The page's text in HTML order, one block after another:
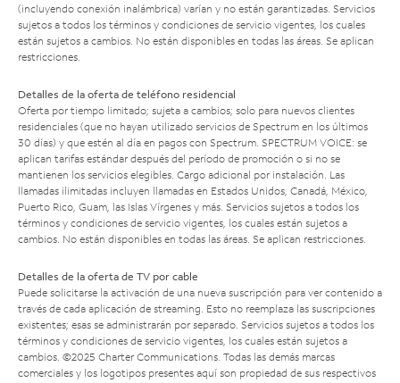
(incluyendo conexión inalámbrica) varían y no están garantizadas. Servicios
sujetos a todos los términos y condiciones de servicio vigentes, los cuales
están sujetos a cambios. No están disponibles en todas las áreas. Se aplican
restricciones.
Detalles de la oferta de teléfono residencial
Oferta por tiempo limitado; sujeta a cambios; solo para nuevos clientes
residenciales (que no hayan utilizado servicios de Spectrum en los últimos
30 días) y que estén al día en pagos con Spectrum. SPECTRUM VOICE: se
aplican tarifas estándar después del período de promoción o si no se
mantienen los servicios elegibles. Cargo adicional por instalación. Las
llamadas ilimitadas incluyen llamadas en Estados Unidos, Canadá, México,
Puerto Rico, Guam, las Islas Vírgenes y más. Servicios sujetos a todos los
términos y condiciones de servicio vigentes, los cuales están sujetos a
cambios. No están disponibles en todas las áreas. Se aplican restricciones.
Detalles de la oferta de TV por cable
Puede solicitarse la activación de una nueva suscripción para ver contenido a
través de cada aplicación de streaming. Esto no reemplaza las suscripciones
existentes; esas se administrarán por separado. Servicios sujetos a todos los
términos y condiciones de servicio vigentes, los cuales están sujetos a
cambios. ©2025 Charter Communications. Todas las demás marcas
comerciales y los logotipos presentes aquí son propiedad de sus respectivos